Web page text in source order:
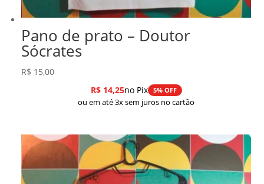
Pano de prato – Doutor
Sócrates
R$ 15,00
R$14,25no Pix 5% OFF
ou em até 3x sem juros no cartão